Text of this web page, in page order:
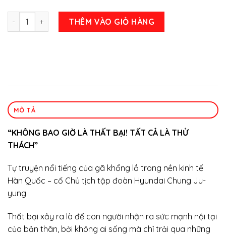
Không Bao Giờ Là Thất Bại – Tất Cả Là Thử Thách số lượng
THÊM VÀO GIỎ HÀNG
MÔ TẢ
“KHÔNG BAO GIỜ LÀ THẤT BẠI! TẤT CẢ LÀ THỬ
THÁCH”
Tự truyện nổi tiếng của gã khổng lồ trong nền kinh tế
Hàn Quốc – cố Chủ tịch tập đoàn Hyundai Chung Ju-
yung
Thất bại xảy ra là để con người nhận ra sức mạnh nội tại
của bản thân, bởi không ai sống mà chỉ trải qua những